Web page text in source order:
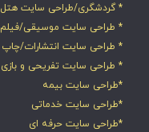
* گردشگری/طراحی سایت هتل
* طراحی سایت موسیقی/فیلم
* طراحی سایت انتشارات/چاپ
* طراحی سایت تفریحی و بازی
*طراحی سایت بیمه
*طراحی سایت خدماتی
*طراحی سایت حرفه ای